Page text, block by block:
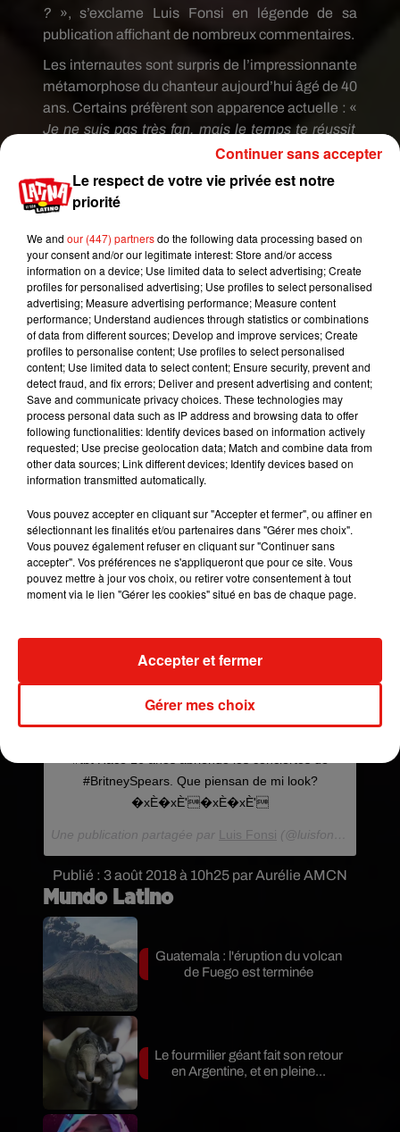
Publié : 3 août 2018 à 10h25 par Aurélie AMCN
?
», s’exclame Luis Fonsi en légende de sa
publication affichant de nombreux commentaires.
Les internautes sont surpris de l’impressionnante
métamorphose du chanteur aujourd’hui âgé de 40
ans. Certains préfèrent son apparence actuelle : «
Je ne suis pas très fan, mais le temps te réussit
plutôt bien, aujourd’hui, tu es beau et tes cheveux
aussi !
« Tu ne ressembles plus du tout à ça
! »,« Tu es beaucoup mieux aujourd’hui » « Un
très look ‘’
Comme le vin, tu deviens meilleur au fil des
années », «Waouh, tu as tellement changé !Mais
tu as toujours la même humilité ».
D’autres
internautes sont cependant plus nostalgiques :
Je préférais tes cheveux avant et tes ballades
aussi », « Ta meilleure période en tous points !»,«
Je te préfère comme ça, nettement plus
qu’aujourd’hui».
#BritneySpears. Que piensan de mi look?
�xÈ�xÈ‍'️�xÈ�xÈ‍'️
Une publication partagée par Luis Fonsi (@luisfonsi) le
Mundo Latino
Guatemala : l'éruption du volcan
de Fuego est terminée
Le fourmilier géant fait son retour
en Argentine, et en pleine...
Le respect de votre vie privée est notre
priorité
We and our (447) partnersdo the following data processing based on
your consent and/or our legitimate interest: Store and/or access
information on a device; Use limited data to select advertising; Create
profiles for personalised advertising; Use profiles to select personalised
advertising; Measure advertising performance; Measure content
performance; Understand audiences through statistics or combinations
of data from different sources; Develop and improve services; Create
profiles to personalise content; Use profiles to select personalised
content; Use limited data to select content; Ensure security, prevent and
detect fraud, and fix errors; Deliver and present advertising and content;
Save and communicate privacy choices. These technologies may
process personal data such as IP address and browsing data to offer
following functionalities: Identify devices based on information actively
requested; Use precise geolocation data; Match and combine data from
other data sources; Link different devices; Identify devices based on
information transmitted automatically.
Vous pouvez accepter en cliquant sur "Accepter et fermer", ou affiner en
sélectionnant les finalités et/ou partenaires dans "Gérer mes choix".
Vous pouvez également refuser en cliquant sur "Continuer sans
accepter". Vos préférences ne s'appliqueront que pour ce site. Vous
pouvez mettre à jour vos choix, ou retirer votre consentement à tout
moment via le lien "Gérer les cookies" situé en bas de chaque page.
Gérer mes choix
Accepter et fermer
Continuer sans accepter